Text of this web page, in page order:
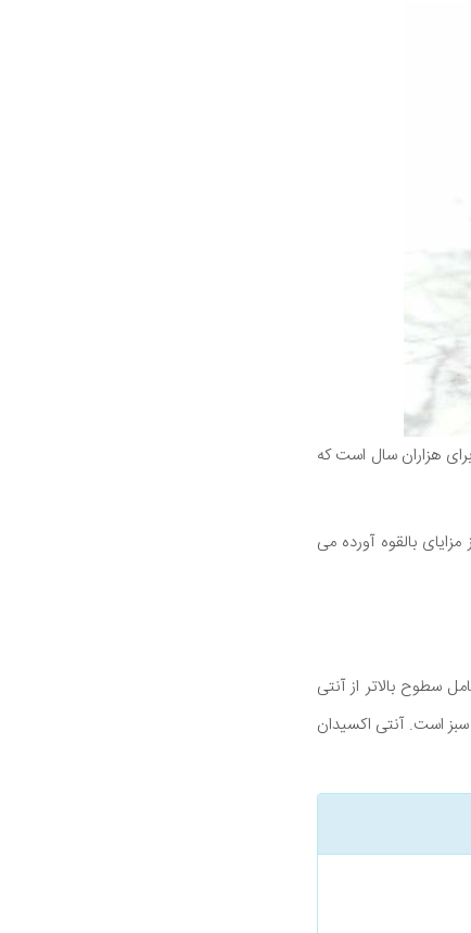
دارای بیش از 100 مواد شیمیایی گیاهی و برای هزاران سال است که
بالقوه آورده می
سطوح بالاتر از آنتی
است. آنتی اکسیدان